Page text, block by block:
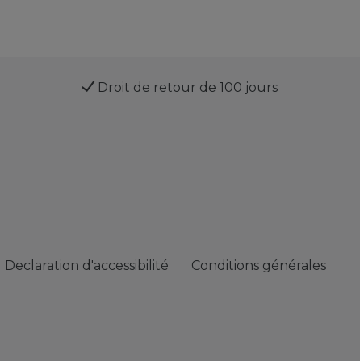
Droit de retour de 100 jours
Declaration d'accessibilité
Conditions générales